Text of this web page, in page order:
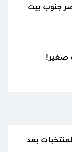
جنوب بيت
صغير!
بعد